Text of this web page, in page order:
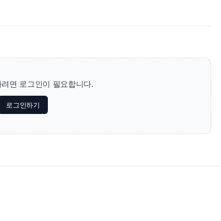
면 로그인이 필요합니다.
로그인하기